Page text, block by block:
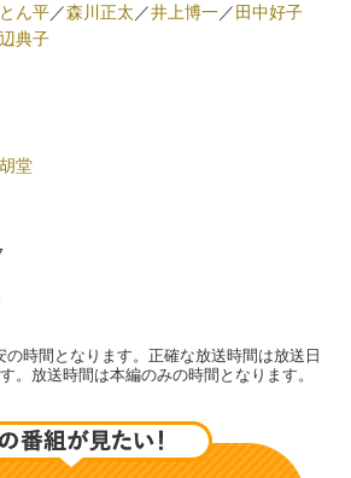
ん平／森川正太 ／井上博一／ 田中好子
典子
堂
時間となります。正確な放送時間は放送日
。放送時間は本編のみの時間となります。